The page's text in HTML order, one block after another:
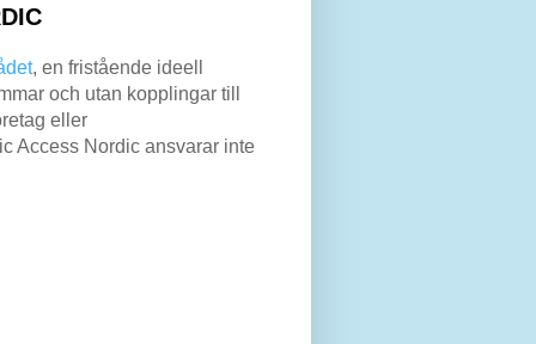
, en fristående ideell
och utan kopplingar till
eller
Access Nordic ansvarar inte